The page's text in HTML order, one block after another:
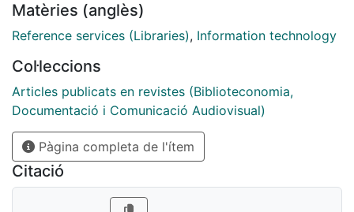
Matèries (anglès)
Reference services (Libraries), Information technology
Col·leccions
Articles publicats en revistes (Biblioteconomia,
Documentació i Comunicació Audiovisual)
Pàgina completa de l'ítem
Citació